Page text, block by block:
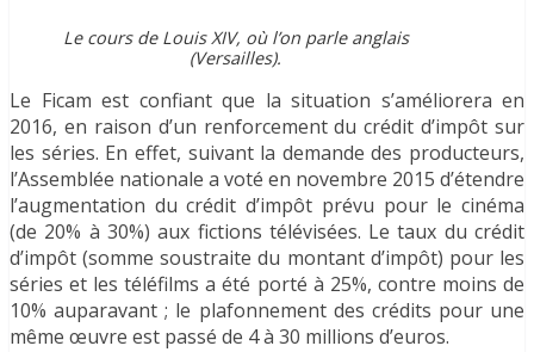
Le cours de Louis XIV, où l’on parle anglais
(Versailles).
Le Ficam est confiant que la situation s’améliorera en
2016, en raison d’un renforcement du crédit d’impôt sur
les séries. En effet, suivant la demande des producteurs,
l’Assemblée nationale a voté en novembre 2015 d’étendre
l’augmentation du crédit d’impôt prévu pour le cinéma
(de 20% à 30%) aux fictions télévisées. Le taux du crédit
d’impôt (somme soustraite du montant d’impôt) pour les
séries et les téléfilms a été porté à 25%, contre moins de
10% auparavant ; le plafonnement des crédits pour une
même œuvre est passé de 4 à 30 millions d’euros.